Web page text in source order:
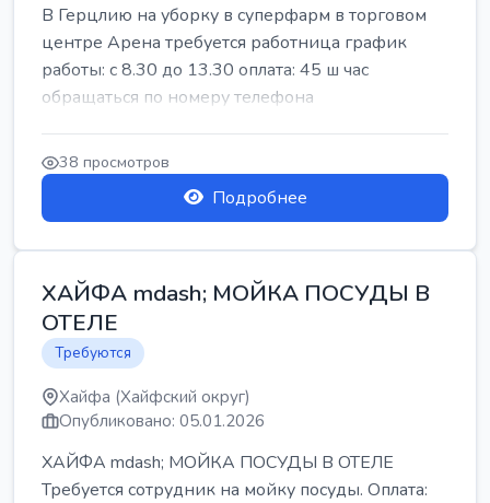
В Герцлию на уборку в суперфарм в торговом
центре Арена требуется работница график
работы: с 8.30 до 13.30 оплата: 45 ш час
обращаться по номеру телефона
38 просмотров
Подробнее
ХАЙФА mdash; МОЙКА ПОСУДЫ В
ОТЕЛЕ
Требуются
Хайфа (Хайфский округ)
Опубликовано: 05.01.2026
ХАЙФА mdash; МОЙКА ПОСУДЫ В ОТЕЛЕ
Требуется сотрудник на мойку посуды. Оплата: